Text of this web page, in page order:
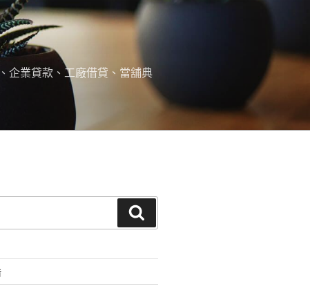
企業貸款、工廠借貸、當舖典
尋